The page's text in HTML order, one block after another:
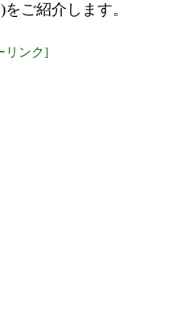
ご紹介します。
リンク]